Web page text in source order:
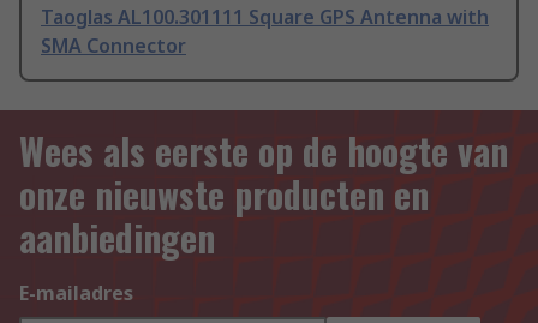
Taoglas AL100.301111 Square GPS Antenna with
SMA Connector
Wees als eerste op de hoogte van
onze nieuwste producten en
aanbiedingen
E-mailadres